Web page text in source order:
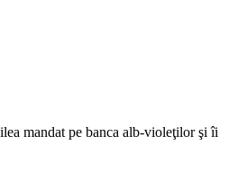
mandat pe banca alb-violeţilor şi îi